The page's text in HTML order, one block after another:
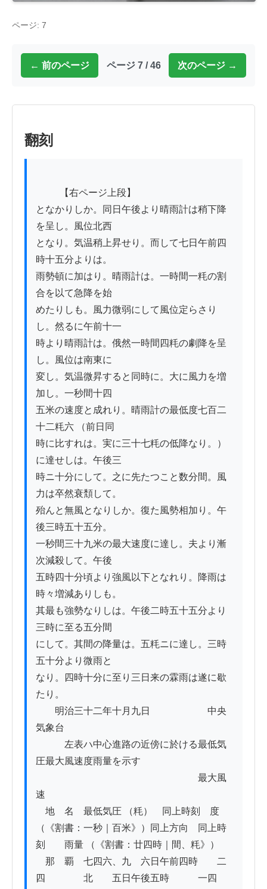
ページ: 7
← 前のページ ページ 7 / 46 次のページ →
翻刻
となかりしか。同日午後より晴雨計は稍下降
を呈し。風位北西
となり。気温稍上昇せり。而して七日午前四
時十五分よりは。
雨勢頓に加はり。晴雨計は。一時間一粍の割
合を以て急降を始
めたりしも。風力微弱にして風位定らさり
し。然るに午前十一
時より晴雨計は。俄然一時間四粍の劇降を呈
し。風位は南東に
変し。気温微昇すると同時に。大に風力を増
加し。一秒間十四
五米の速度と成れり。晴雨計の最低度七百二
十二粍六 （前日同
時に比すれは。実に三十七粍の低降なり。）
に達せしは。午後三
時ニ十分にして。之に先たつこと数分間。風
力は卒然衰頽して。
殆んと無風となりしか。復た風勢相加り。午
後三時五十五分。
一秒間三十九米の最大速度に達し。夫より漸
次減殺して。午後
五時四十分頃より強風以下となれり。降雨は
時々増減ありしも。
其最も強勢なりしは。午後二時五十五分より
三時に至る五分間
にして。其間の降量は。五粍ニに達し。三時
五十分より微雨と
なり。四時十分に至り三日来の霖雨は遂に歇
たり。
明治三十二年十月九日　　　　　　中央
気象台
左表ハ中心進路の近傍に於ける最低気
圧最大風速度雨量を示す
最大風
速
地　名　最低気圧 （粍）　同上時刻　度
（《割書：一秒｜百米》）同上方向　同上時
刻　　雨量 （《割書：廿四時｜間、粍》）
那　覇　七四六、九　六日午前四時　　二
四　　　　北　　五日午後五時　　　一四